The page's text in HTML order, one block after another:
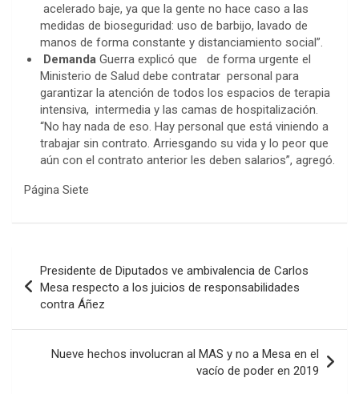
acelerado baje, ya que la gente no hace caso a las
medidas de bioseguridad: uso de barbijo, lavado de
manos de forma constante y distanciamiento social”.
Demanda Guerra explicó que de forma urgente el
Ministerio de Salud debe contratar personal para
garantizar la atención de todos los espacios de terapia
intensiva, intermedia y las camas de hospitalización.
“No hay nada de eso. Hay personal que está viniendo a
trabajar sin contrato. Arriesgando su vida y lo peor que
aún con el contrato anterior les deben salarios”, agregó.
Página Siete
de
entradas
Presidente de Diputados ve ambivalencia de Carlos
Mesa respecto a los juicios de responsabilidades
contra Áñez
Nueve hechos involucran al MAS y no a Mesa en el
vacío de poder en 2019